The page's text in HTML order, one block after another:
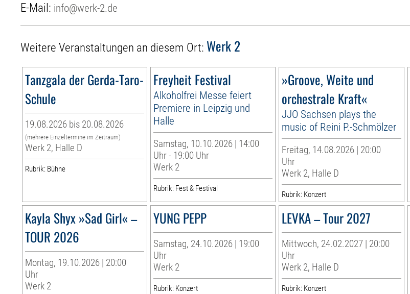
E-Mail: info@werk-2.de
Weitere Veranstaltungen an diesem Ort: Werk 2
Tanzgala der Gerda-Taro-
Schule
19.08.2026 bis 20.08.2026
(mehrere Einzeltermine im Zeitraum)
Werk 2, Halle D
Rubrik: Bühne
Freyheit Festival
Alkoholfrei Messe feiert
Premiere in Leipzig und
Halle
Samstag, 10.10.2026 | 14:00
Uhr - 19:00 Uhr
Werk 2
Rubrik: Fest & Festival
»Groove, Weite und
orchestrale Kraft«
JJO Sachsen plays the
music of Reini P.-Schmölzer
Freitag, 14.08.2026 | 20:00
Uhr
Werk 2, Halle D
Rubrik: Konzert
Kayla Shyx »Sad Girl« –
TOUR 2026
Montag, 19.10.2026 | 20:00
Uhr
Werk 2
YUNG PEPP
Samstag, 24.10.2026 | 19:00
Uhr
Werk 2
Rubrik: Konzert
LEVKA – Tour 2027
Mittwoch, 24.02.2027 | 20:00
Uhr
Werk 2, Halle D
Rubrik: Konzert